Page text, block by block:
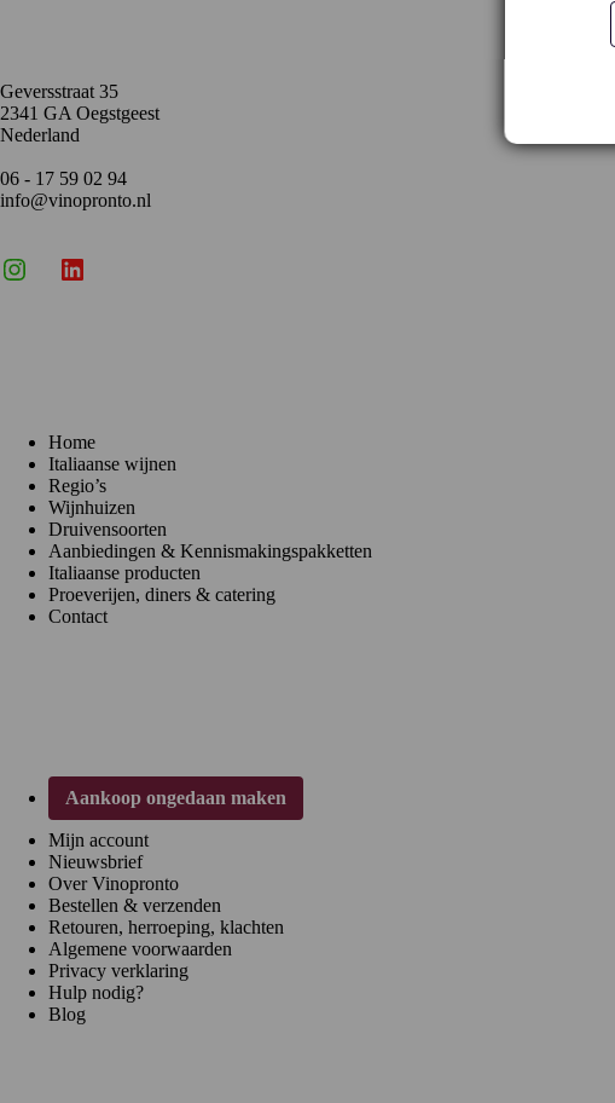
Geversstraat 35
2341 GA Oegstgeest
Nederland
06 - 17 59 02 94
info@vinopronto.nl
InstagramLinkedIn
Home
Italiaanse wijnen
Regio’s
Wijnhuizen
Druivensoorten
Aanbiedingen & Kennismakingspakketten
Italiaanse producten
Proeverijen, diners & catering
Contact
Aankoop ongedaan maken
Mijn account
Nieuwsbrief
Over Vinopronto
Bestellen & verzenden
Retouren, herroeping, klachten
Algemene voorwaarden
Privacy verklaring
Hulp nodig?
Blog